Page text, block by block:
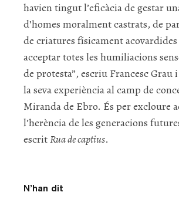
havien tingut l’eficàcia de gestar
d’homes moralment castrats, de
de criatures físicament acovardides
acceptar totes les humiliacions
de protesta”, escriu Francesc Grau
la seva experiència al camp de
Miranda de Ebro. És per excloure
l’herència de les generacions
escritRua de captius.
N’han dit